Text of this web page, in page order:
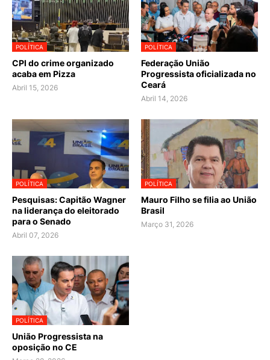
POLÍTICA
CPI do crime organizado
acaba em Pizza
Abril 15, 2026
POLÍTICA
Federação União
Progressista oficializada no
Ceará
Abril 14, 2026
POLÍTICA
Pesquisas: Capitão Wagner
na liderança do eleitorado
para o Senado
Abril 07, 2026
POLÍTICA
Mauro Filho se filia ao União
Brasil
Março 31, 2026
POLÍTICA
União Progressista na
oposição no CE